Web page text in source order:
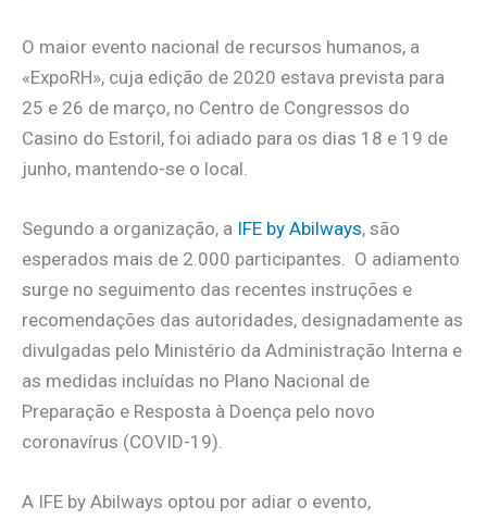
O maior evento nacional de recursos humanos, a
«ExpoRH», cuja edição de 2020 estava prevista para
25 e 26 de março, no Centro de Congressos do
Casino do Estoril, foi adiado para os dias 18 e 19 de
junho, mantendo-se o local.
Segundo a organização, a IFE by Abilways, são
esperados mais de 2.000 participantes. O adiamento
surge no seguimento das recentes instruções e
recomendações das autoridades, designadamente as
divulgadas pelo Ministério da Administração Interna e
as medidas incluídas no Plano Nacional de
Preparação e Resposta à Doença pelo novo
coronavírus (COVID-19).
A IFE by Abilways optou por adiar o evento,